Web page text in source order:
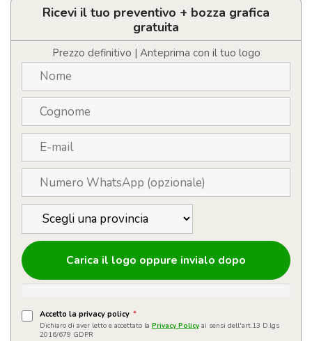
Ricevi il tuo preventivo + bozza grafica
gratuita
Prezzo definitivo | Anteprima con il tuo logo
Carica il logo oppure invialo dopo
Accetto la privacy policy *
Dichiaro di aver letto e accettato la Privacy Policy ai sensi dell'art.13 D.lgs
2016/679 GDPR